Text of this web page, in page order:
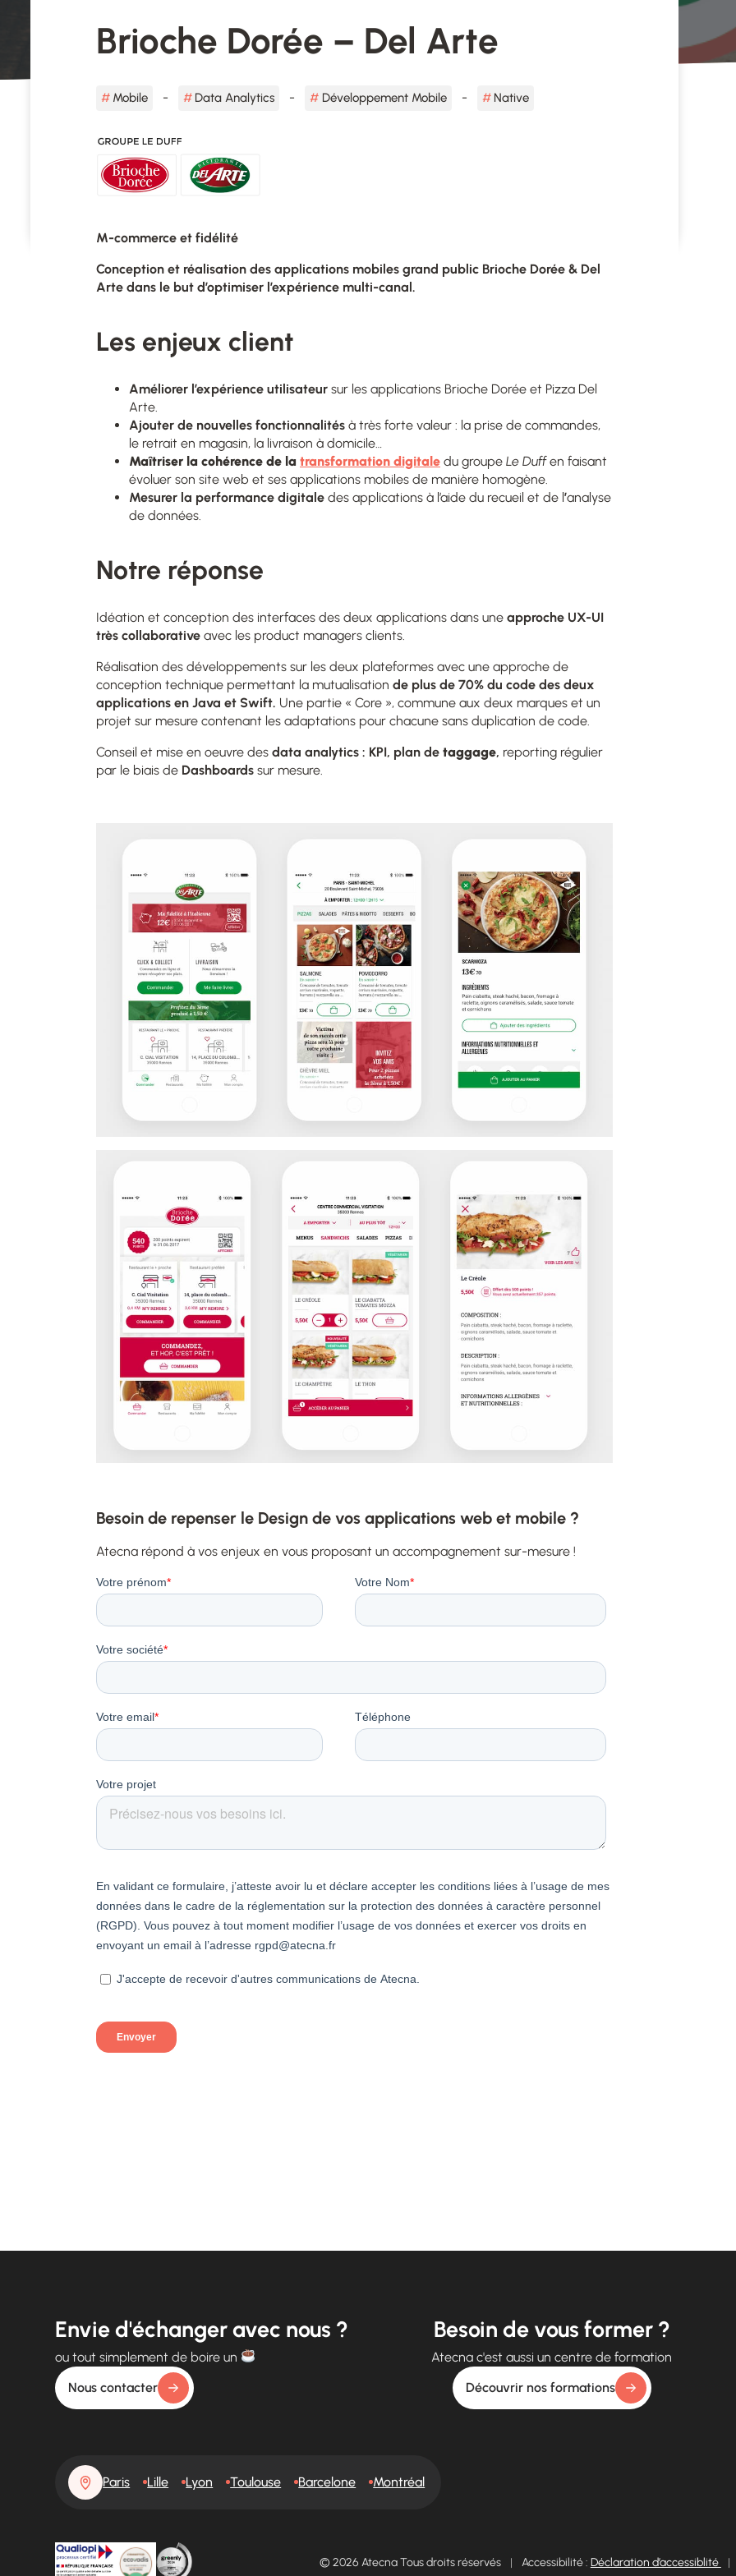
Brioche Dorée – Del Arte
Mobile Data Analytics Développement Mobile Native
M-commerce et fidélité
Conception et réalisation des applications mobiles grand public Brioche Dorée & Del
Arte dans le but d’optimiser l’expérience multi-canal.
Les enjeux client
Améliorer l’expérience utilisateur sur les applications Brioche Dorée et Pizza Del
Arte.
Ajouter de nouvelles fonctionnalités à très forte valeur : la prise de commandes,
le retrait en magasin, la livraison à domicile…
Maîtriser la cohérence de la transformation digitale du groupe Le Duffen faisant
évoluer son site web et ses applications mobiles de manière homogène.
Mesurer la performance digitale des applications à l’aide du recueil et de l’analyse
de données.
Notre réponse
Idéation et conception des interfaces des deux applications dans une approche UX-UI
très collaborative avec les product managers clients.
Réalisation des développements sur les deux plateformes avec une approche de
conception technique permettant la mutualisation de plus de 70% du code des deux
applications en Java et Swift. Une partie « Core », commune aux deux marques et un
projet sur mesure contenant les adaptations pour chacune sans duplication de code.
Conseil et mise en oeuvre des data analytics : KPI, plan de taggage, reporting régulier
par le biais de Dashboards sur mesure.
Besoin de repenser le Design de vos applications web et mobile ?
Atecna répond à vos enjeux en vous proposant un accompagnement sur-mesure !
Envie d'échanger avec nous ?
ou tout simplement de boire un
Nous contacter
Besoin de vous former ?
Atecna c'est aussi un centre de formation
Découvrir nos formations
Paris Lille Lyon Toulouse Barcelone Montréal
© 2026 Atecna Tous droits réservés | Accessibilité : Déclaration d’accessiblité |